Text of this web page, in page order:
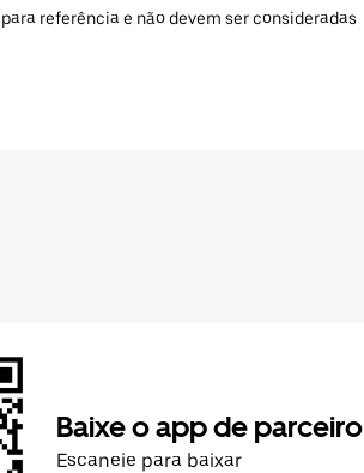
referência e não devem ser consideradas
Baixe o app de parceiro
Escaneie para baixar